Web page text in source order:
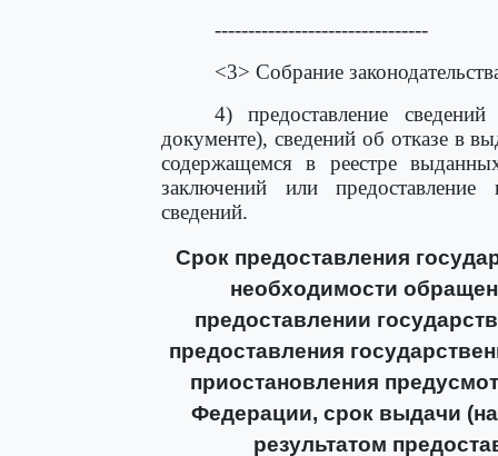
--------------------------------
<3> Собрание
4) предоставление
документе), сведений об отказе в
содержащемся в реестре
заключений или
сведений.
Срок предоставления
необходимости
предоставлении
предоставления
приостановления
Федерации, срок выдачи
результатом